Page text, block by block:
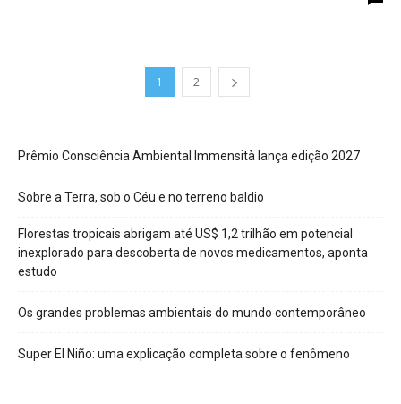
1 2
Prêmio Consciência Ambiental Immensità lança edição 2027
Sobre a Terra, sob o Céu e no terreno baldio
Florestas tropicais abrigam até US$ 1,2 trilhão em potencial
inexplorado para descoberta de novos medicamentos, aponta
estudo
Os grandes problemas ambientais do mundo contemporâneo
Super El Niño: uma explicação completa sobre o fenômeno